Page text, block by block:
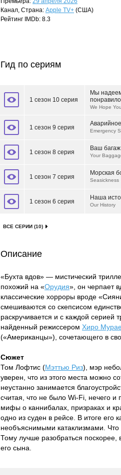
Канал, Страна: Apple TV+ (США)
Рейтинг IMDb: 8.3
Гид по сериям
1 сезон 10 серия
Мы
We Hope
1 сезон 9 серия Emergency
1 сезон 8 серия
Ваш багаж
Your
1 сезон 7 серия
Морская
Seasickness
1 сезон 6 серия
Наша
Our History
ВСЕ СЕРИИ (10)
Описание
«Бухта вдов» — мистический
похожий на «Орудия», он черпает
классические хорроры вроде
смешиваются со скепсисом
раскручивается и с каждой серией
найденный режиссером Хиро
(«Американцы»), сочетающего в
Сюжет
Том Лофтис (Мэттью Риз), мэр
уверен, что из этого места можно
неустанно занимается
считая, что не было Wi-Fi, нечего
мифы о каннибалах, призраках и
одно из суден в рейсе. В итоге его
необъяснимыми катаклизмами.
Тому лучше разобраться поскорее,
его сына.